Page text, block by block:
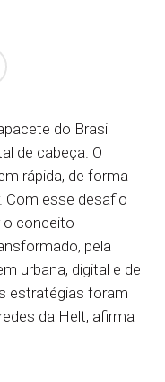
do Brasil
de cabeça. O
rápida, de forma
Com esse desafio
o conceito
pela
urbana, digital e de
estratégias foram
da Helt, afirma